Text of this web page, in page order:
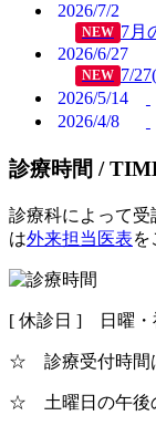
2026/7/2
NEW 7月
2026/6/27
NEW 7/
2026/5/14
2026/4/8
診療時間 /
診療科によって受
は外来担当医表を
[ 休診日 ] 日曜・
☆ 診療受付時間は
☆ 土曜日の午後の